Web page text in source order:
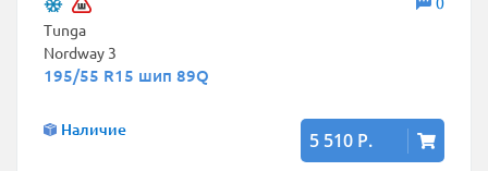
Tunga
Nordway 3
195/55 R15 шип 89Q
Наличие 5 510 Р.